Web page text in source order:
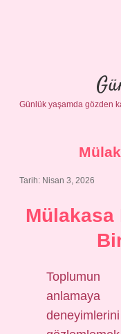
Günlük yaşamda gözden
Tarih: Nisan 3, 2026
Toplumun
anlamaya